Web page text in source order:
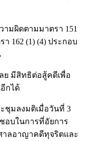
มผิดตามมาตรา 151
162 (1) (4) ประกอบ
ย มีสิทธิต่อสู้คดีเพื่อ
กได้
ชุมลงมติเมื่อวันที่ 3
อบในการที่อัยการ
ลอาญาคดีทุจริตและ